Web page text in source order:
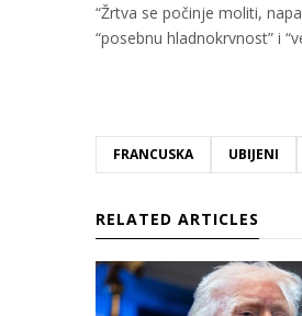
“Žrtva se počinje moliti,
“posebnu hladnokrvnost” i
FRANCUSKA UBIJENI
RELATED ARTICLES